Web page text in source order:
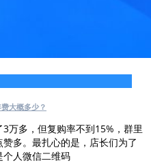
大概多少？
万多，但复购率不到15%，群里
多。最扎心的是，店长们为了
人微信二维码